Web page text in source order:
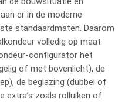
er in de moderne
standaardmaten. Daarom
volledig op maat
configurator het
of met bovenlicht), de
de beglazing (dubbel of
extra’s zoals rolluiken of